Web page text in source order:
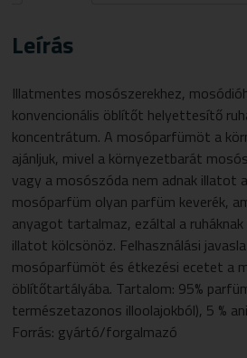
Leírás
Illatmentes mosószerekhez,
konvencionális öblítőt helyettesítő
koncentrátum. A mosóparfümöt a
ajánljuk, mivel a környezetbarát
vagy a mosószóda nem adnak illatot
mosóparfüm olyan parfüm keverék,
anyagot tartalmaz, ezáltal a
illatot kölcsönöz. Felhasználási
mosóparfümöt és étkezési ecetet a
öblítőtartályába. Tartalom: 95%
természetazonos illoolajokból), 5 %
Forrás: gyártó/forgalmazó